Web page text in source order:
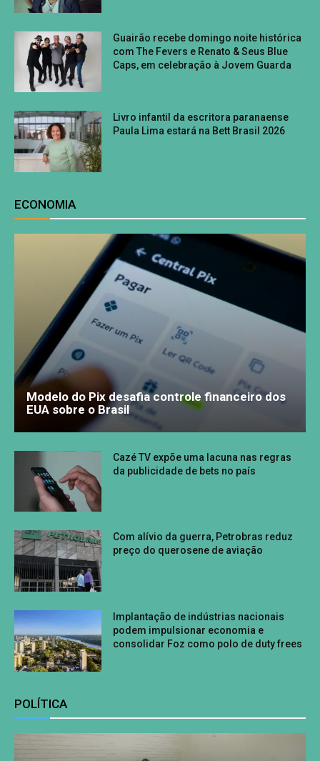
Guairão recebe domingo noite histórica
com The Fevers e Renato & Seus Blue
Caps, em celebração à Jovem Guarda
Livro infantil da escritora paranaense
Paula Lima estará na Bett Brasil 2026
ECONOMIA
Modelo do Pix desafia controle financeiro dos
EUA sobre o Brasil
Cazé TV expõe uma lacuna nas regras
da publicidade de bets no país
Com alívio da guerra, Petrobras reduz
preço do querosene de aviação
Implantação de indústrias nacionais
podem impulsionar economia e
consolidar Foz como polo de duty frees
POLÍTICA